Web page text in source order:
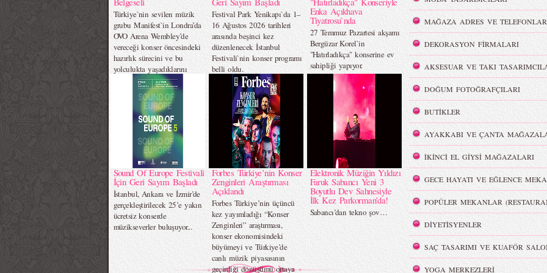
Türkiye`nin sevilen müzik
grubu Manifest`in Londra’da
OVO Arena Wembley’de
vereceği konser öncesindeki
hazırlık sürecini ve bu
yolculukta yaşadıklarını
ekrana taşıyacak bir belgesel
müjdesi verdi.
Festival Park Yenikapı`da 1–
16 Ağustos 2026 tarihleri
arasında beşinci kez
düzenlenecek İstanbul
Festivali`nin konser programı
belli oldu.
Enka Açıkhava
Tiyatrosu`nda
27 Temmuz Pazartesi akşamı
Bergüzar Korel`in
"Hatırladıkça" konserine ev
sahipliği yapıyor.
Sound Of Europe Festivali
İçin Geri Sayım Başladı
İstanbul, Ankara ve İzmir’de
gerçekleştirilecek 25’e yakın
ücretsiz konserde
müzikseverler buluşuyor...
Forbes Türkiye’nin Konser
Zenginleri Araştırması
Açıklandı
Forbes Türkiye’nin üçüncü
kez yayımladığı “Konser
Zenginleri” araştırması,
konser ekonomisindeki
büyümeyi ve Türkiye’de
canlı müzik piyasasının
geçirdiği dönüşümü ortaya
Elektronik Müziğin Yıldızı
Faruk Sabancı Yeni 3
Boyutlu Dev Sahnesiyle
İlk Kez Parkorman’da!
Sabancı’dan tekno şov…
MAĞAZA ADRES VE
DEKORASYON FİRMALARI
AKSESUAR VE TAKI
DOĞUM FOTOĞRAFÇILARI
BUTİKLER
AYAKKABI VE ÇANTA
İKİNCİ EL GİYSİ MAĞAZALARI
GECE HAYATI VE EĞLENCE
POPÜLER MEKANLAR
DİYETİSYENLER
SAÇ TASARIMI VE KUAFÖR
YOGA MERKEZLERİ